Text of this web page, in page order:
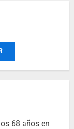
68 años en